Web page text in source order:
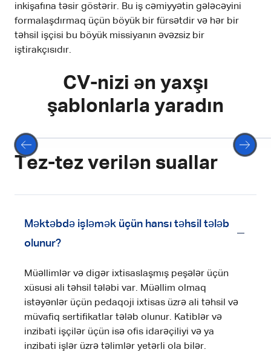
inkişafına təsir göstərir. Bu iş cəmiyyətin gələcəyini
formalaşdırmaq üçün böyük bir fürsətdir və hər bir
təhsil işçisi bu böyük missiyanın əvəzsiz bir
iştirakçısıdır.
CV-nizi ən yaxşı
şablonlarla yaradın
Tez-tez verilən suallar
Məktəbdə işləmək üçün hansı təhsil tələb
olunur?
Müəllimlər və digər ixtisaslaşmış peşələr üçün
xüsusi ali təhsil tələbi var. Müəllim olmaq
istəyənlər üçün pedaqoji ixtisas üzrə ali təhsil və
müvafiq sertifikatlar tələb olunur. Katiblər və
inzibati işçilər üçün isə ofis idarəçiliyi və ya
inzibati işlər üzrə təlimlər yetərli ola bilər.